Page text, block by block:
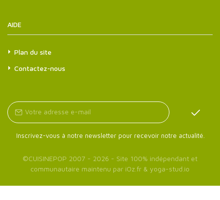
AIDE
Plan du site
Contactez-nous
Inscrivez-vous à notre newsletter pour recevoir notre actualité.
©CUISINEPOP 2007 - 2026 - Site 100% indépendant et
communautaire maintenu par iOz.fr & yoga-stud.io